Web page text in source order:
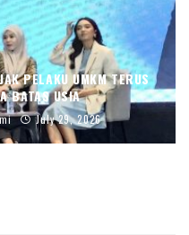
PELAKU UMKM TERUS
BATAS USIA
July 29, 2026